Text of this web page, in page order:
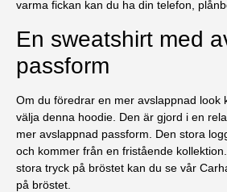
varma fickan kan du ha din telefon,
En sweatshirt med
passform
Om du föredrar en mer avslappnad look
välja denna hoodie. Den är gjord i en
mer avslappnad passform. Den stora
och kommer från en fristående
stora tryck på bröstet kan du se vår
på bröstet.